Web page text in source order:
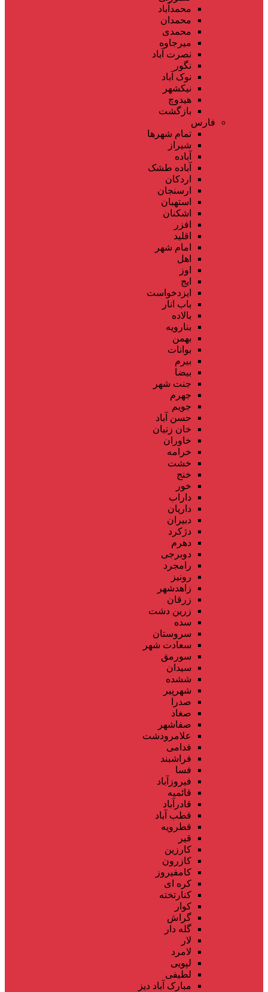
محمدآباد
محمدان
محمدی
میرجاوه
نصرت آباد
نگور
نوک آباد
نیکشهر
هیدوچ
بازگشت
فارس
تمام شهر‌ها
شیراز
آباده
آباده طشک
اردکان
ارسنجان
استهبان
اشکنان
افزر
اقلید
امام شهر
اهل
اوز
ایج
ایزدخواست
باب انار
بالاده
بنارویه
بهمن
بوانات
بیرم
بیضا
جنت شهر
جهرم
جویم
حسن آباد
خان زنیان
خاوران
خرامه
خشت
خنج
خور
داراب
داریان
دبیران
دژکرد
دهرم
دوبرجی
رامجرد
رونیز
زاهدشهر
زرقان
زرین دشت
سده
سروستان
سعادت شهر
سورمق
سیدان
ششده
شهرپیر
صدرا
صغاد
صفاشهر
علامرودشت
فدامی
فراشبند
فسا
فیروزآباد
قائمیه
قادرآباد
قطب آباد
قطرویه
قیر
کارزین
کازرون
کامفیروز
کره ای
کنارتخته
کوار
گراش
گله دار
لار
لامرد
لپویی
لطیفی
مبارک آباد دیز